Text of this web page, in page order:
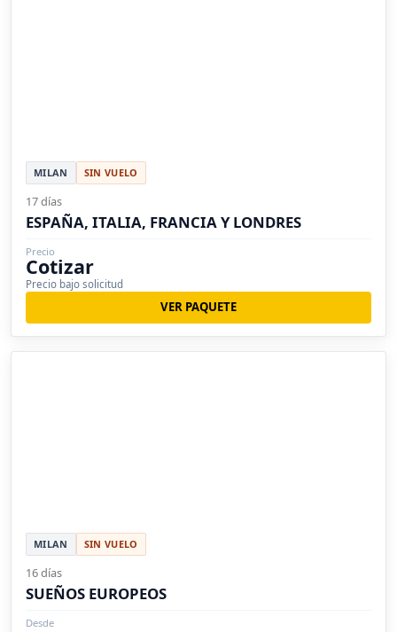
MILAN SIN VUELO
17 días
ESPAÑA, ITALIA, FRANCIA Y LONDRES
Precio
Cotizar
Precio bajo solicitud
VER PAQUETE
MILAN SIN VUELO
16 días
SUEÑOS EUROPEOS
Desde